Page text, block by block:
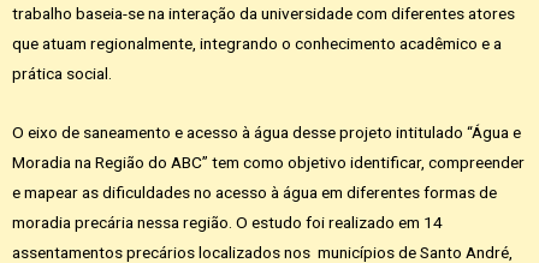
trabalho baseia-se na interação da universidade com diferentes atores
que atuam regionalmente, integrando o conhecimento acadêmico e a
prática social.
O eixo de saneamento e acesso à água desse projeto intitulado “Água e
Moradia na Região do ABC” tem como objetivo identificar, compreender
e mapear as dificuldades no acesso à água em diferentes formas de
moradia precária nessa região. O estudo foi realizado em 14
assentamentos precários localizados nos municípios de Santo André,